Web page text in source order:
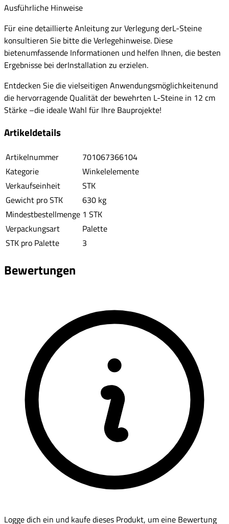
Ausführliche Hinweise
Für eine detaillierte Anleitung zur Verlegung derL-Steine
konsultieren Sie bitte die Verlegehinweise. Diese
bietenumfassende Informationen und helfen Ihnen, die besten
Ergebnisse bei derInstallation zu erzielen.
Entdecken Sie die vielseitigen Anwendungsmöglichkeitenund
die hervorragende Qualität der bewehrten L-Steine in 12 cm
Stärke –die ideale Wahl für Ihre Bauprojekte!
Artikeldetails
Artikelnummer
701067366104
Kategorie
Winkelelemente
Verkaufseinheit
STK
Gewicht pro STK
630 kg
Mindestbestellmenge 1 STK
Verpackungsart
Palette
STK pro Palette
3
Bewertungen
Logge dich ein und kaufe dieses Produkt, um eine Bewertung